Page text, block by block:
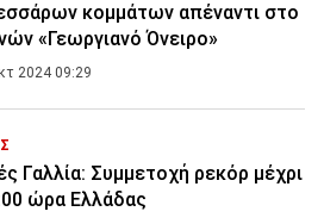
κομμάτων απέναντι στο
«Γεωργιανό Όνειρο»
2024 09:29
Γαλλία: Συμμετοχή ρεκόρ μέχρι
ώρα Ελλάδας